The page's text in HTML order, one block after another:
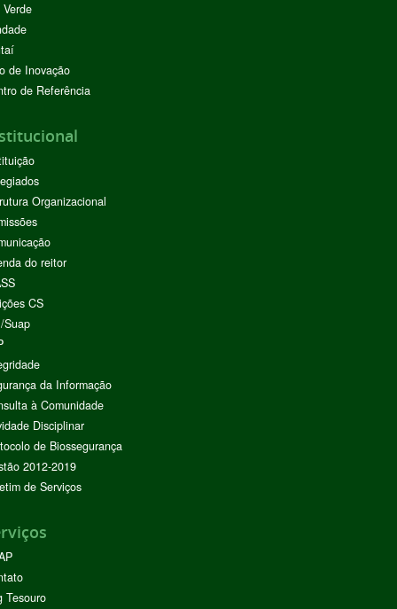
de Inovação
de Referência
Organizacional
do reitor
CS
Suap
da Informação
à Comunidade
Disciplinar
de Biossegurança
2012-2019
de Serviços
Tesouro